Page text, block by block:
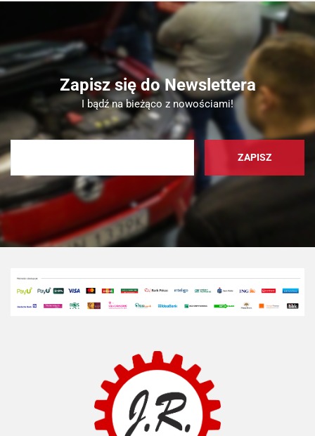
Zapisz się do Newslettera
I bądź na bieżąco z nowościami!